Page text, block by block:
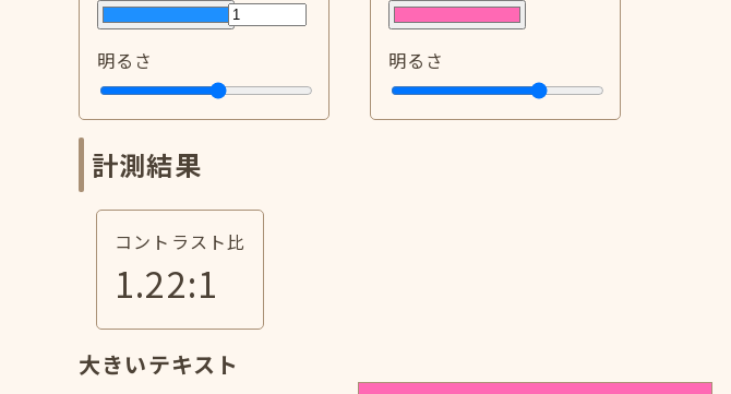
明るさ 明るさ
計測結果
コントラスト比
1.22:1
大きいテキスト